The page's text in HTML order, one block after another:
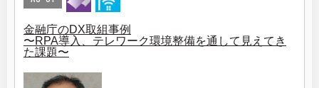
金融庁のDX取組事例
〜RPA導入、テレワーク環境整備を通して見えてき
た課題〜